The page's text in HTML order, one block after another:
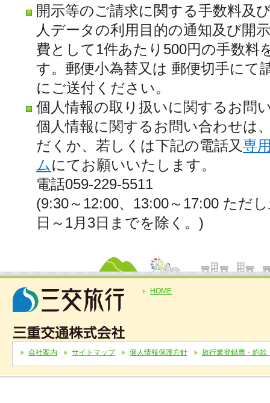
開示等のご請求に関する手数料及
人データの利用目的の通知及び開
費として1件あたり500円の手数料
す。郵便小為替又は 郵便切手にて
にご送付ください。
個人情報の取り扱いに関するお問
個人情報に関するお問い合わせは
だくか、若しくは下記の電話又 専
ムにてお願いいたします。
電話059-229-5511
(9:30～12:00、13:00～17:00 ただ
日～1月3日までを除く。)
HOME
会社案内 サイトマップ 個人情報保護方針 旅行業登録票・約款